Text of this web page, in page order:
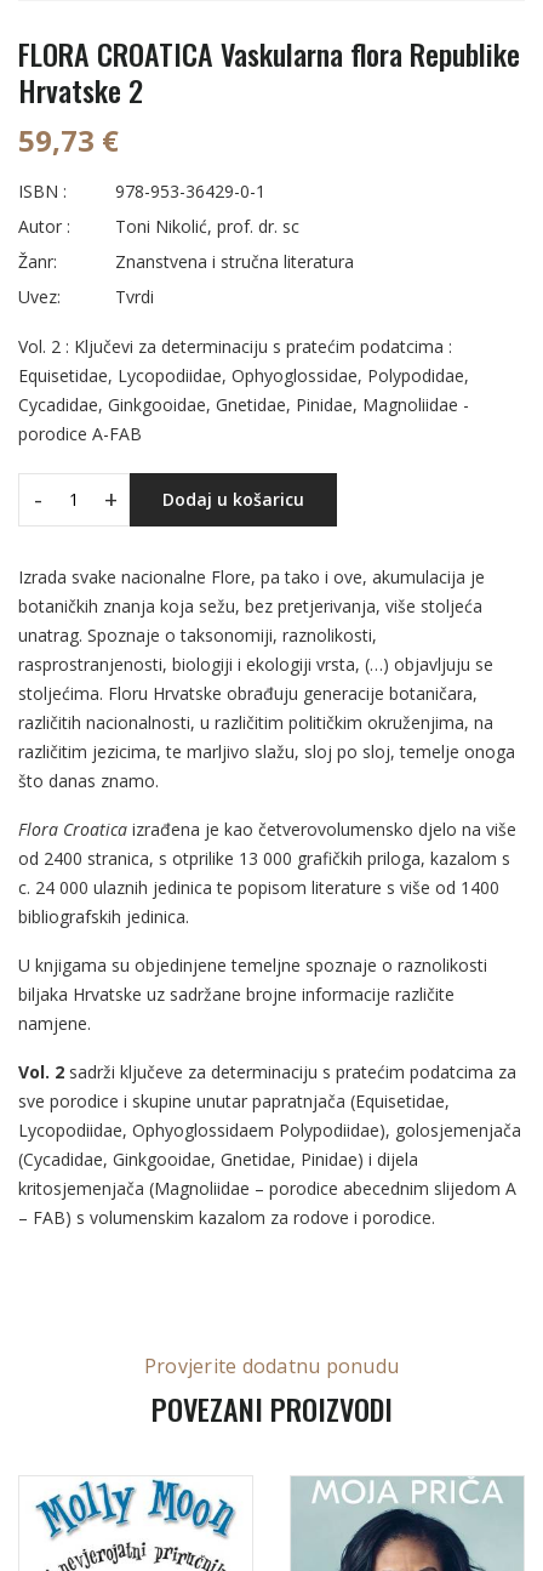
FLORA CROATICA Vaskularna flora Republike
Hrvatske 2
59,73 €
ISBN :
978-953-36429-0-1
Autor :
Toni Nikolić, prof. dr. sc
Žanr:
Znanstvena i stručna literatura
Uvez:
Tvrdi
Vol. 2 : Ključevi za determinaciju s pratećim podatcima :
Equisetidae, Lycopodiidae, Ophyoglossidae, Polypodidae,
Cycadidae, Ginkgooidae, Gnetidae, Pinidae, Magnoliidae -
porodice A-FAB
- + Dodaj u košaricu
Izrada svake nacionalne Flore, pa tako i ove, akumulacija je
botaničkih znanja koja sežu, bez pretjerivanja, više stoljeća
unatrag. Spoznaje o taksonomiji, raznolikosti,
rasprostranjenosti, biologiji i ekologiji vrsta, (…) objavljuju se
stoljećima. Floru Hrvatske obrađuju generacije botaničara,
različitih nacionalnosti, u različitim političkim okruženjima, na
različitim jezicima, te marljivo slažu, sloj po sloj, temelje onoga
što danas znamo.
Flora Croatica izrađena je kao četverovolumensko djelo na više
od 2400 stranica, s otprilike 13 000 grafičkih priloga, kazalom s
c. 24 000 ulaznih jedinica te popisom literature s više od 1400
bibliografskih jedinica.
U knjigama su objedinjene temeljne spoznaje o raznolikosti
biljaka Hrvatske uz sadržane brojne informacije različite
namjene.
Vol. 2 sadrži ključeve za determinaciju s pratećim podatcima za
sve porodice i skupine unutar papratnjača (Equisetidae,
Lycopodiidae, Ophyoglossidaem Polypodiidae), golosjemenjača
(Cycadidae, Ginkgooidae, Gnetidae, Pinidae) i dijela
kritosjemenjača (Magnoliidae – porodice abecednim slijedom A
– FAB) s volumenskim kazalom za rodove i porodice.
Provjerite dodatnu ponudu
POVEZANI PROIZVODI